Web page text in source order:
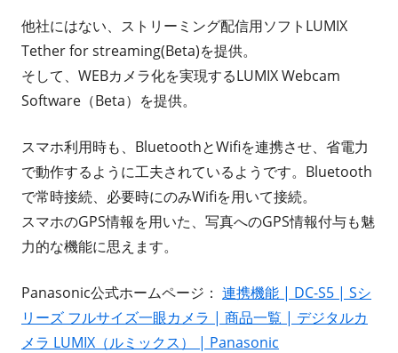
他社にはない、ストリーミング配信用ソフトLUMIX
Tether for streaming(Beta)を提供。
そして、WEBカメラ化を実現するLUMIX Webcam
Software（Beta）を提供。
スマホ利用時も、BluetoothとWifiを連携させ、省電力
で動作するように工夫されているようです。Bluetooth
で常時接続、必要時にのみWifiを用いて接続。
スマホのGPS情報を用いた、写真へのGPS情報付与も魅
力的な機能に思えます。
Panasonic公式ホームページ： 連携機能 | DC-S5 | Sシ
リーズ フルサイズ一眼カメラ | 商品一覧 | デジタルカ
メラ LUMIX（ルミックス） | Panasonic